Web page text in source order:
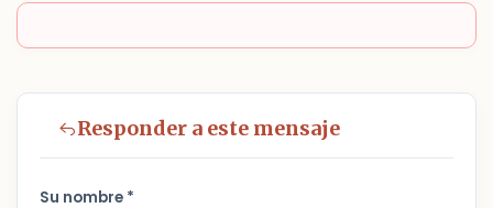
Responder a este mensaje
Su nombre *